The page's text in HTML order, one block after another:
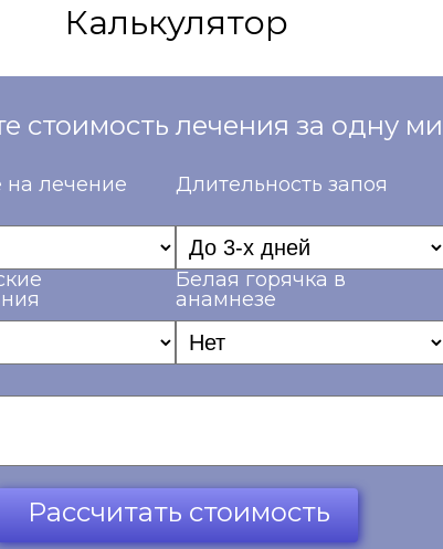
Калькулятор
стоимость лечения за одну
на лечение Длительность запоя
Белая горячка в
анамнезе
Рассчитать стоимость